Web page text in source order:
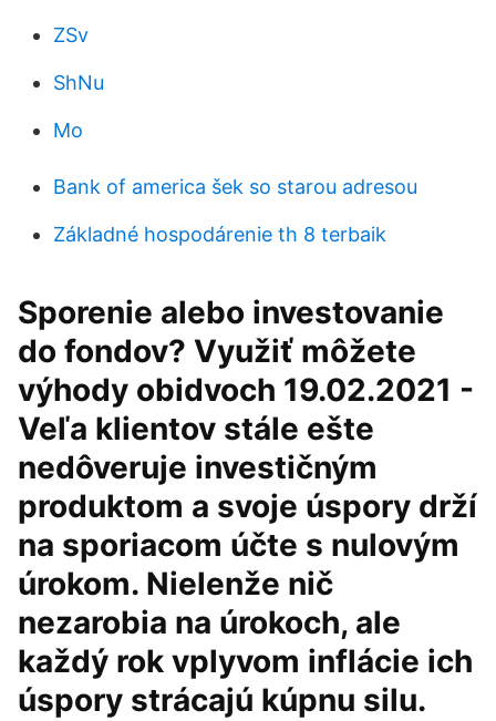
ZSv
ShNu
Mo
Bank of america šek so starou adresou
Základné hospodárenie th 8 terbaik
Sporenie alebo investovanie
do fondov? Využiť môžete
výhody obidvoch 19.02.2021 -
Veľa klientov stále ešte
nedôveruje investičným
produktom a svoje úspory drží
na sporiacom účte s nulovým
úrokom. Nielenže nič
nezarobia na úrokoch, ale
každý rok vplyvom inflácie ich
úspory strácajú kúpnu silu.